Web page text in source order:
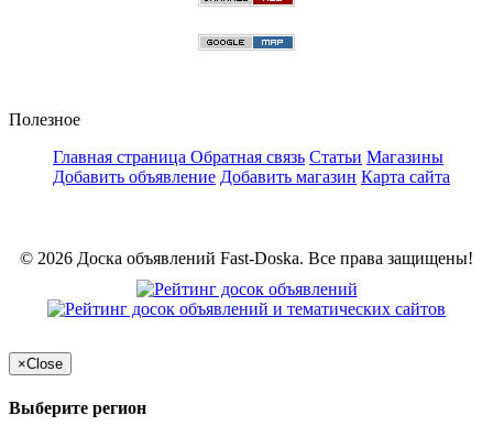
Полезное
Главная страница Обратная связь Статьи Магазины
Добавить объявление Добавить магазин Карта сайта
© 2026 Доска объявлений Fast-Doska. Все права защищены!
×Close
Выберите регион